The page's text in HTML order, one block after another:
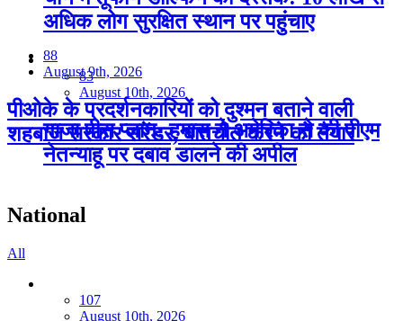
88
August 9th, 2026
पीओके के प्रदर्शनकारियों को दुश्मन बताने वाली
शहबाज सरकार सरेंडर, बातचीत करने को तैयार
अधिक लोग सुरक्षित स्थान पर पहुंचाए
83
August 10th, 2026
गाजा पीस प्लान: हमास ने अमेरिका से की पीएम
नेतन्याहू पर दबाव डालने की अपील
National
All
107
August 10th, 2026